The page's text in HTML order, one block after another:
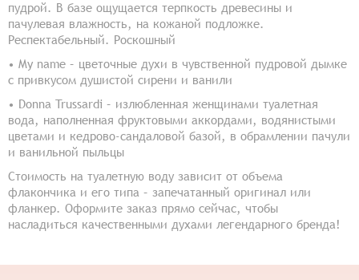
пудрой. В базе ощущается терпкость древесины и
пачулевая влажность, на кожаной подложке.
Респектабельный. Роскошный
• My name – цветочные духи в чувственной пудровой дымке
с привкусом душистой сирени и ванили
• Donna Trussardi – излюбленная женщинами туалетная
вода, наполненная фруктовыми аккордами, водянистыми
цветами и кедрово-сандаловой базой, в обрамлении пачули
и ванильной пыльцы
Стоимость на туалетную воду зависит от объема
флакончика и его типа – запечатанный оригинал или
фланкер. Оформите заказ прямо сейчас, чтобы
насладиться качественными духами легендарного бренда!